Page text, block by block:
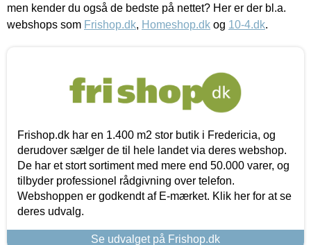
men kender du også de bedste på nettet? Her er der bl.a.
webshops som Frishop.dk, Homeshop.dk og 10-4.dk.
Frishop.dk har en 1.400 m2 stor butik i Fredericia, og
derudover sælger de til hele landet via deres webshop.
De har et stort sortiment med mere end 50.000 varer, og
tilbyder professionel rådgivning over telefon.
Webshoppen er godkendt af E-mærket. Klik her for at se
deres udvalg.
Se udvalget på Frishop.dk